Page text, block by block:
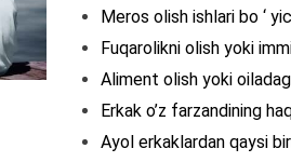
Meros olish ishlari bo ‘
Fuqarolikni olish yoki
Aliment olish yoki
Erkak o’z farzandining
Ayol erkaklardan qaysi